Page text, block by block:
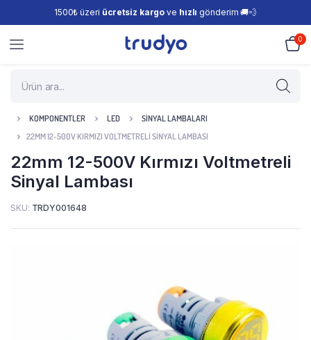
1500₺ üzeri ücretsiz kargo ve hızlı gönderim 🚚💨
0
KOMPONENTLER LED
SINYAL LAMBALARI
22MM 12-500V KIRMIZI VOLTMETRELI SINYAL LAMBASI
22mm 12-500V Kırmızı Voltmetreli
Sinyal Lambası
SKU: TRDY001648